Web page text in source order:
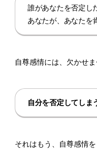
誰があなたを否定し
あなたが、あなたを
自尊感情には、欠かせま
自分を否定してしま
それはもう、自尊感情